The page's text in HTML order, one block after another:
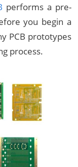
performs a pre-
you begin a
PCB prototypes
process.